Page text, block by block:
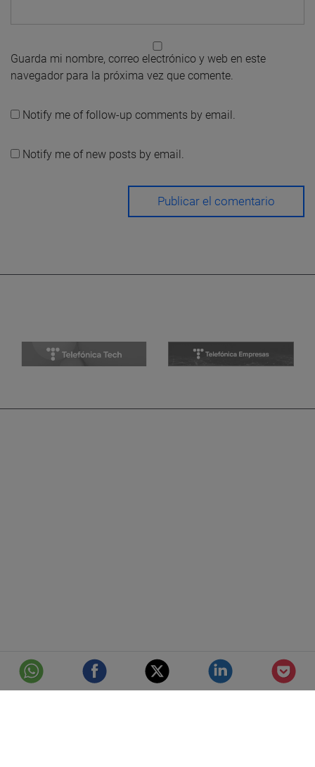
Guarda mi nombre, correo electrónico y web en este
navegador para la próxima vez que comente.
Notify me of follow-up comments by email.
Notify me of new posts by email.